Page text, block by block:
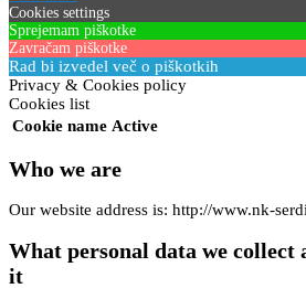
Cookies settings
Sprejemam piškotke
Zavračam piškotke
Rad bi izvedel več o piškotkih
Privacy & Cookies policy
Cookies list
Cookie name Active
Who we are
Our website address is: http://www.nk-
What personal data we collect
it